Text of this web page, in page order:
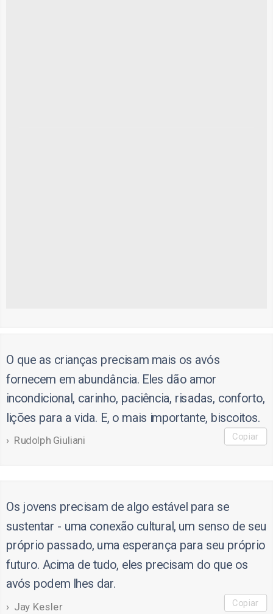
O que as crianças precisam mais os avós
fornecem em abundância. Eles dão amor
incondicional, carinho, paciência, risadas, conforto,
lições para a vida. E, o mais importante, biscoitos.
Rudolph Giuliani Copiar
Os jovens precisam de algo estável para se
sustentar - uma conexão cultural, um senso de seu
próprio passado, uma esperança para seu próprio
futuro. Acima de tudo, eles precisam do que os
avós podem lhes dar.
Jay Kesler Copiar